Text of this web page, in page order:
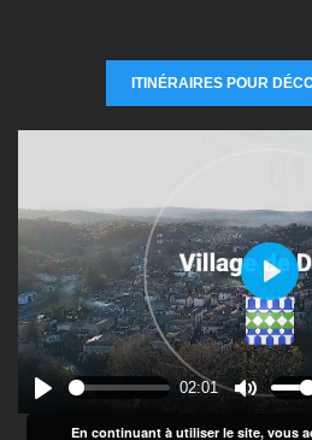
ITINÉRAIRES POUR
02:01
P
l
a
y
En continuant à utiliser le site, vous